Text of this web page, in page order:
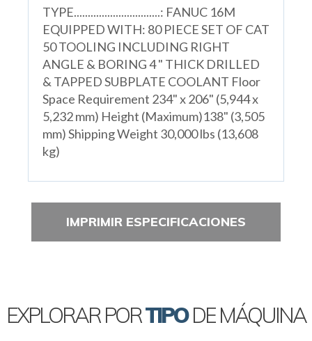
TYPE...............................: FANUC 16M
EQUIPPED WITH: 80 PIECE SET OF CAT
50 TOOLING INCLUDING RIGHT
ANGLE & BORING 4 " THICK DRILLED
& TAPPED SUBPLATE COOLANT Floor
Space Requirement 234" x 206" (5,944 x
5,232 mm) Height (Maximum)138" (3,505
mm) Shipping Weight 30,000 lbs (13,608
kg)
IMPRIMIR ESPECIFICACIONES
EXPLORAR PORTIPODE MÁQUINA